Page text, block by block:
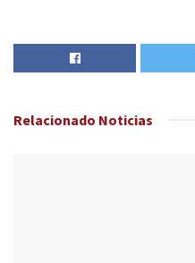
Relacionado Noticias